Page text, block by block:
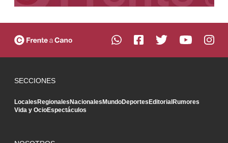
SECCIONES
LocalesRegionalesNacionalesMundoDeportesEditorialRumores
Vida y OcioEspectáculos